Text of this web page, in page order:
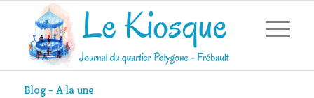
Blog - A la une